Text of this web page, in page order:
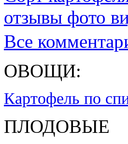
отзывы фото
Все
ОВОЩИ:
Картофель по
ПЛОДОВЫЕ